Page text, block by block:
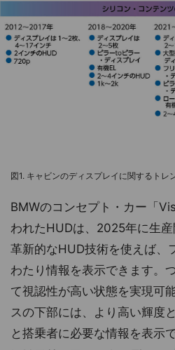
図1. キャビンのディスプレイに関するトレ
BMWのコンセプト・カー「
われたHUDは、2025年に生
革新的なHUD技術を使えば、
わたり情報を表示できます。
て視認性が高い状態を実現可
スの下部には、より高い輝度
と搭乗者に必要な情報を表示